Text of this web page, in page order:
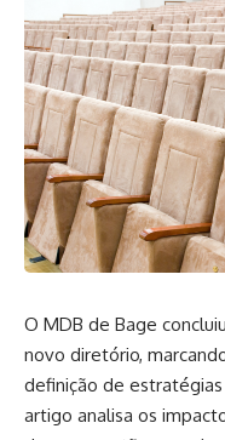
O MDB de Bage
novo diretório,
definição de
artigo analisa os